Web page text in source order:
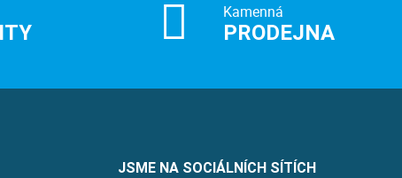
Kamenná
PRODEJNA
JSME NA SOCIÁLNÍCH SÍTÍCH